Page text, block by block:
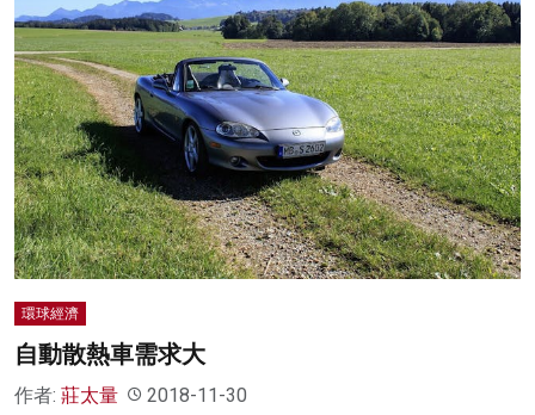
科技
影片
名家榜
灼見活動
關於我們
環球經濟
自動散熱車需求大
作者: 莊太量 2018-11-30